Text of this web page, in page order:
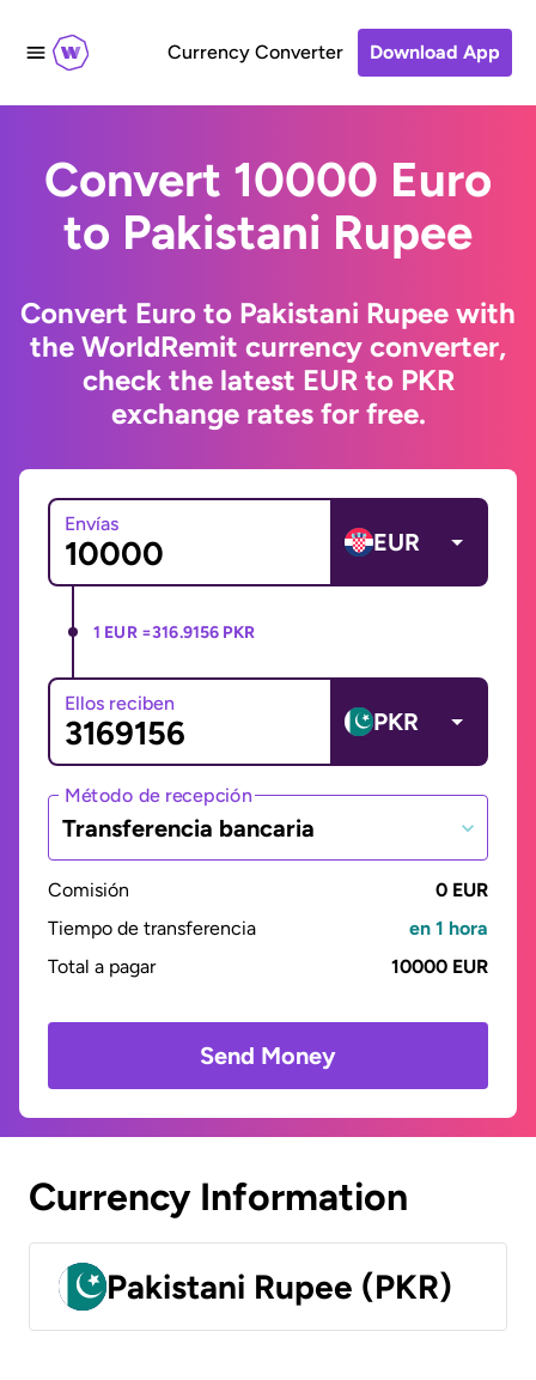
Currency Converter Download App
Convert 10000 Euro
to Pakistani Rupee
Convert Euro to Pakistani Rupee with
the WorldRemit currency converter,
check the latest EUR to PKR
exchange rates for free.
Envías
EUR
1 EUR =316.9156 PKR
Ellos reciben
PKR
Método de recepción
Transferencia bancaria
Comisión
0 EUR
Tiempo de transferencia
en 1 hora
Total a pagar
10000 EUR
Send Money
Currency Information
Pakistani Rupee (PKR)